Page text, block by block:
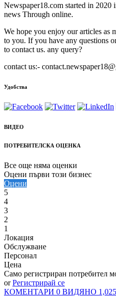
Newspaper18.com started in 2020
news Through online.
We hope you enjoy our articles as
to you. If you have any questions
to contact us. any query?
contact us:-
Удобства
ВИДЕО
ПОТРЕБИТЕЛСКА ОЦЕНКА
Все още няма оценки
Оцени първи този бизнес
Оцени
5
4
3
2
1
Локация
Обслужване
Персонал
Цена
Само регистриран потребител
orРегистрирай се
КОМЕНТАРИ 0 ВИДЯНО 1,025